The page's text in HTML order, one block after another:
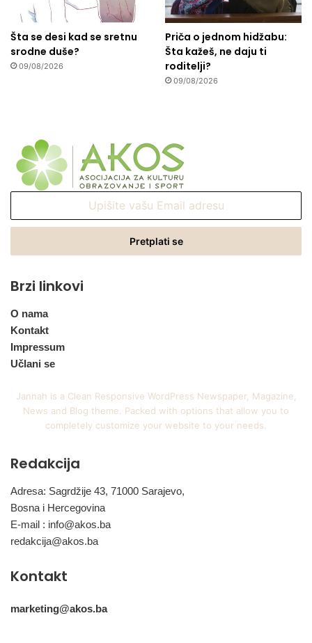
Šta se desi kad se sretnu
srodne duše?
09/08/2026
Priča o jednom hidžabu:
Šta kažeš, ne daju ti
roditelji?
09/08/2026
Email
Brzi linkovi
O nama
Kontakt
Impressum
Učlani se
Jannah is a Clean Responsive WordPress Newspaper, Magazine,
News and Blog theme. Packed with options that allow you to
completely customize your website to your needs.
Redakcija
Adresa: Sagrdžije 43, 71000 Sarajevo,
Bosna i Hercegovina
E-mail : info@akos.ba
redakcija@akos.ba
Kontakt
marketing@akos.ba